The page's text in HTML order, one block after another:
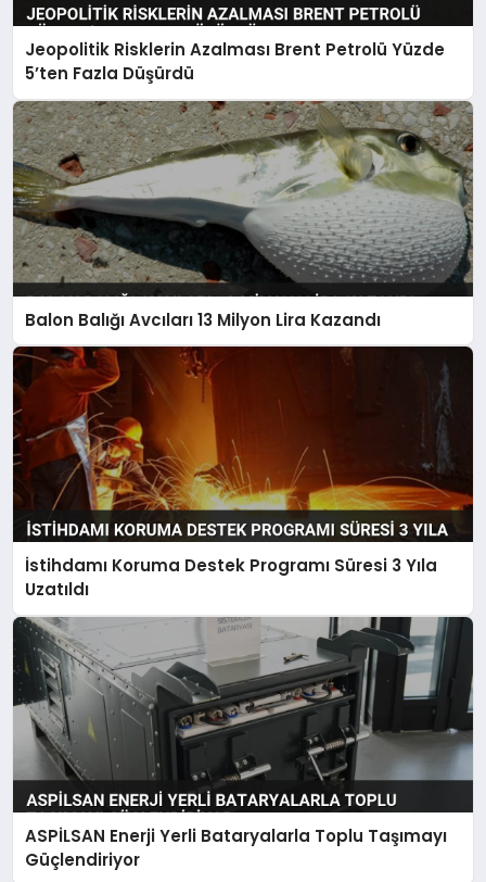
Jeopolitik Risklerin Azalması Brent Petrolü Yüzde
5’ten Fazla Düşürdü
Balon Balığı Avcıları 13 Milyon Lira Kazandı
İstihdamı Koruma Destek Programı Süresi 3 Yıla
Uzatıldı
ASPİLSAN Enerji Yerli Bataryalarla Toplu Taşımayı
Güçlendiriyor